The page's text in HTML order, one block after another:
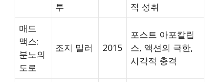
투
적 성취
매드
맥스:
분노의
도로
조지 밀러 2015
포스트 아포칼립
스, 액션의 극한,
시각적 충격